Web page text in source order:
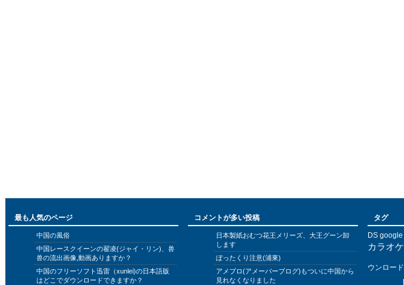
最も人気のページ
中国の風俗
中国レースクイーンの翟凌(ジャイ・リン)、兽
兽の流出画像,動画ありますか？
中国のフリーソフト迅雷（xunlei)の日本語版
はどこでダウンロードできますか？
コメントが多い投稿
日本製紙おむつ花王メリーズ、大王グーン卸
します
ぼったくり注意(浦東)
アメブロ(アメーバーブログ)もついに中国から
見れなくなりました
タグ
DS google
カラオケ
ウンロード